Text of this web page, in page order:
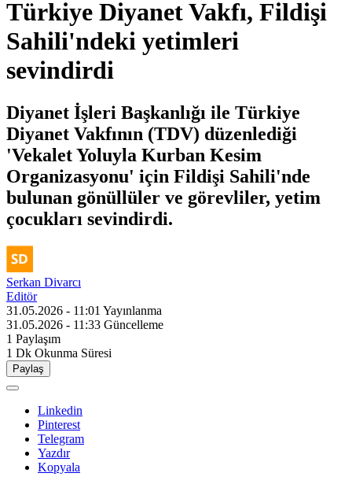
Türkiye Diyanet Vakfı, Fildişi
Sahili'ndeki yetimleri
sevindirdi
Diyanet İşleri Başkanlığı ile Türkiye
Diyanet Vakfının (TDV) düzenlediği
'Vekalet Yoluyla Kurban Kesim
Organizasyonu' için Fildişi Sahili'nde
bulunan gönüllüler ve görevliler, yetim
çocukları sevindirdi.
Serkan Divarcı
Editör
31.05.2026 - 11:01 Yayınlanma
31.05.2026 - 11:33 Güncelleme
1 Paylaşım
1 Dk Okunma Süresi
Paylaş
Linkedin
Pinterest
Telegram
Yazdır
Kopyala